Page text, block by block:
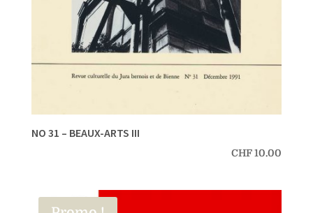
NO 31 – BEAUX-ARTS III
CHF10.00